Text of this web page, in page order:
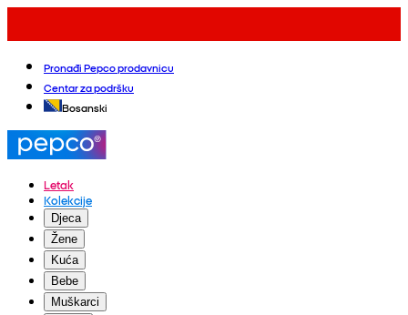
Pronađi Pepco prodavnicu
Centar za podršku
Bosanski
Letak
Kolekcije
Djeca
Žene
Kuća
Bebe
Muškarci